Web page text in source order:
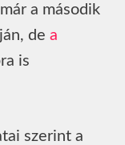
már a második
de a
is
szerint a